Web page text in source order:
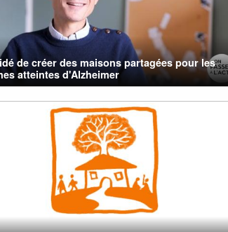
de créer des maisons partagées pour les
atteintes d'Alzheimer